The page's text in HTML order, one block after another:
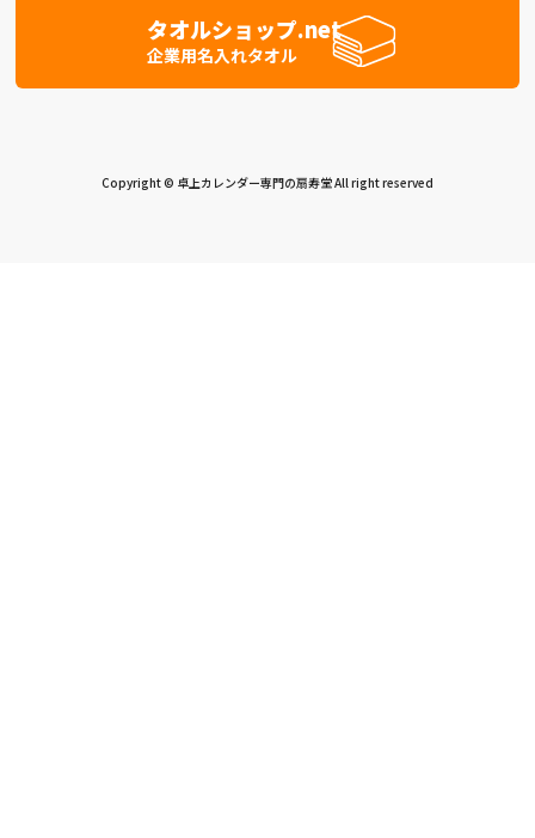
タオルショップ.net
企業用名入れタオル
Copyright © 卓上カレンダー専門の扇寿堂 All right reserved